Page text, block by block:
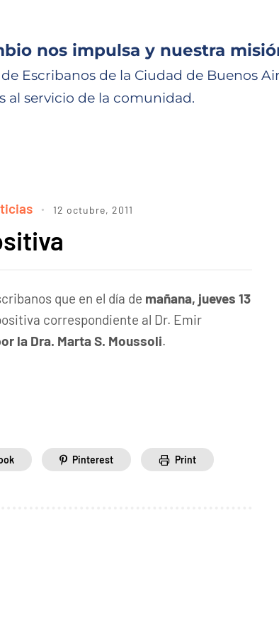
nos impulsa y nuestra
Escribanos de la Ciudad de Buenos
al servicio de la comunidad.
12 octubre, 2011
que en el día de mañana, jueves 13
correspondiente al Dr. Emir
la Dra. Marta S. Moussoli.
Pinterest Print